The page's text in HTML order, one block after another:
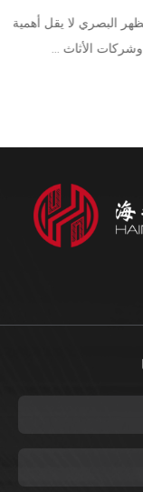
لا يقل أهمية عن أداء
...